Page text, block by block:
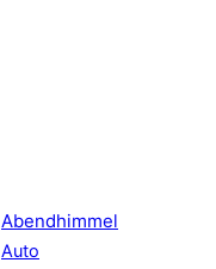
Abendhimmel
Auto